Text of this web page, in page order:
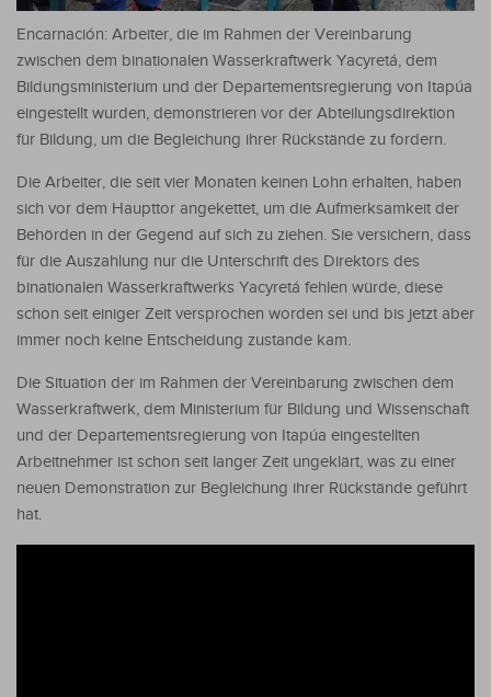
Encarnación: Arbeiter, die im Rahmen der Vereinbarung
zwischen dem binationalen Wasserkraftwerk Yacyretá, dem
Bildungsministerium und der Departementsregierung von Itapúa
eingestellt wurden, demonstrieren vor der Abteilungsdirektion
für Bildung, um die Begleichung ihrer Rückstände zu fordern.
Die Arbeiter, die seit vier Monaten keinen Lohn erhalten, haben
sich vor dem Haupttor angekettet, um die Aufmerksamkeit der
Behörden in der Gegend auf sich zu ziehen. Sie versichern, dass
für die Auszahlung nur die Unterschrift des Direktors des
binationalen Wasserkraftwerks Yacyretá fehlen würde, diese
schon seit einiger Zeit versprochen worden sei und bis jetzt aber
immer noch keine Entscheidung zustande kam.
Die Situation der im Rahmen der Vereinbarung zwischen dem
Wasserkraftwerk, dem Ministerium für Bildung und Wissenschaft
und der Departementsregierung von Itapúa eingestellten
Arbeitnehmer ist schon seit langer Zeit ungeklärt, was zu einer
neuen Demonstration zur Begleichung ihrer Rückstände geführt
hat.